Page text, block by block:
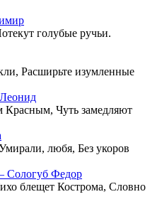
голубые ручьи.
Расширьте изумленные
Чуть замедляют
любя, Без укоров
Сологуб Федор
блещет Кострома, Словно